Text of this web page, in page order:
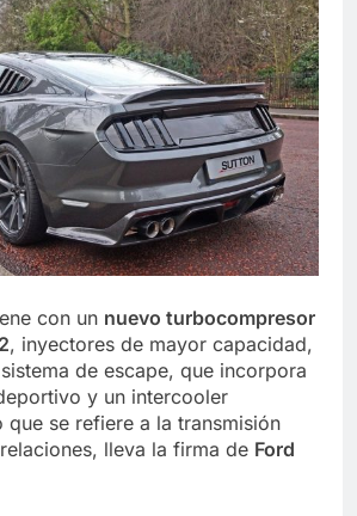
con un nuevo turbocompresor
, inyectores de mayor capacidad,
de escape, que incorpora
y un intercooler
que se refiere a la transmisión
lleva la firma de Ford